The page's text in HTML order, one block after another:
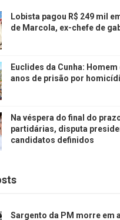
Lobista pagou R$ 249 mil
de Marcola, ex-chefe de
Euclides da Cunha:
anos de prisão por
Na véspera do final do
partidárias, disputa
candidatos definidos
Sargento da PM morre em